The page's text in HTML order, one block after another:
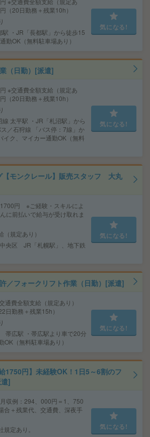
（20日勤務＋残業10h）
駅 ・JR「長都駅」から徒歩15
勤OK（無料駐車場あり）
気になる!
（日勤）[派遣]
※交通費全額支給（規定あ
（20日勤務＋残業10h）
太平駅 ・JR「札沼駅」から
／石狩線 「バス停：7線」か
イク、マイカー通勤OK（無料
気になる!
【モンクレール】販売スタッフ 大丸
円 ※ご経験・スキルによ
に前払いで給与が受け取れま
規定あり）
央区 JR「札幌駅」、地下鉄
気になる!
／フォークリフト作業（日勤）[派遣]
通費全額支給（規定あり）
日勤務＋残業15h）
帯広駅 ・帯広駅より車で20分
OK（無料駐車場あり）
気になる!
1750円】未経験OK！1日5～6割のフ
]
収例：294、000円＝1、750
合＋残業代、交通費、深夜手
定あり。 気になる!